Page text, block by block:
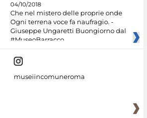
04/10/2018
Che nel mistero delle proprie onde
Ogni terrena voce fa naufragio. -
Giuseppe Ungaretti Buongiorno dal
#MuseoBarracco
museiincomuneroma